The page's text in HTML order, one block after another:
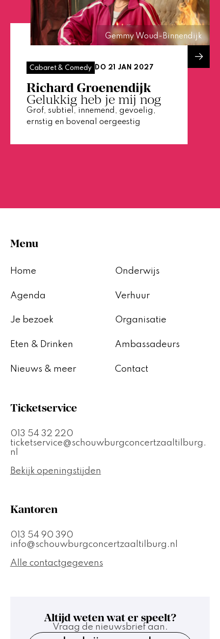
Cabaret & Comedy DO 21 JAN 2027
Richard Groenendijk
Gelukkig heb je mij nog
Grof, subtiel, innemend, gevoelig,
ernstig en bovenal oergeestig
Gemmy Woud-Binnendijk
Menu
Home
Agenda
Je bezoek
Eten & Drinken
Nieuws & meer
Onderwijs
Verhuur
Organisatie
Ambassadeurs
Contact
Ticketservice
013 54 32 220
ticketservice@schouwburgconcertzaaltilburg.
nl
Bekijk openingstijden
Kantoren
013 54 90 390
info@schouwburgconcertzaaltilburg.nl
Alle contactgegevens
Altijd weten wat er speelt?
Vraag de nieuwsbrief aan.